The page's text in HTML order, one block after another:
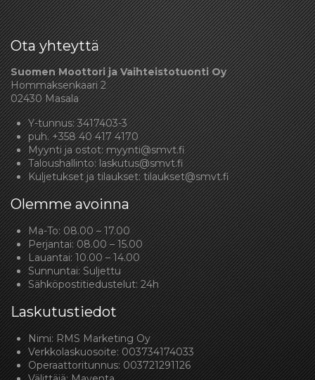
Ota yhteyttä
Suomen Moottori ja Vaihteistotuonti Oy
Hommaksenkaari 2
02430 Masala
Y-tunnus: 3417403-3
puh.+358 40 417 4170
Myynti ja ostot:myynti@smvt.fi
Taloushallinto:laskutus@smvt.fi
Kuljetukset ja tilaukset:tilaukset@smvt.fi
Olemme avoinna
Ma-To: 08.00 – 17.00
Perjantai: 08.00 – 15.00
Lauantai: 10.00 – 14.00
Sunnuntai: Suljettu
Sähköpostitiedustelut: 24h
Laskutustiedot
Nimi: RMS Marketing Oy
Verkkolaskuosoite: 003734174033
Operaattoritunnus: 003721291126